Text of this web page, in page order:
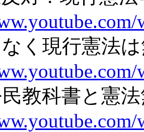
く現行憲法
教科書と憲